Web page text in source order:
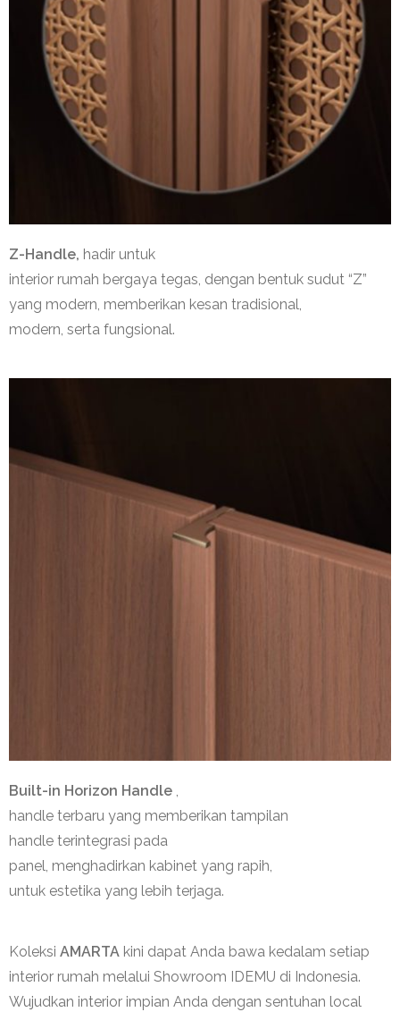
Z-Handle, hadir untuk
interior rumah bergaya tegas, dengan bentuk sudut “Z”
yang modern, memberikan kesan tradisional,
modern, serta fungsional.
Built-in Horizon Handle ,
handle terbaru yang memberikan tampilan
handle terintegrasi pada
panel, menghadirkan kabinet yang rapih,
untuk estetika yang lebih terjaga.
Koleksi AMARTA kini dapat Anda bawa kedalam setiap
interior rumah melalui Showroom IDEMU di Indonesia.
Wujudkan interior impian Anda dengan sentuhan local